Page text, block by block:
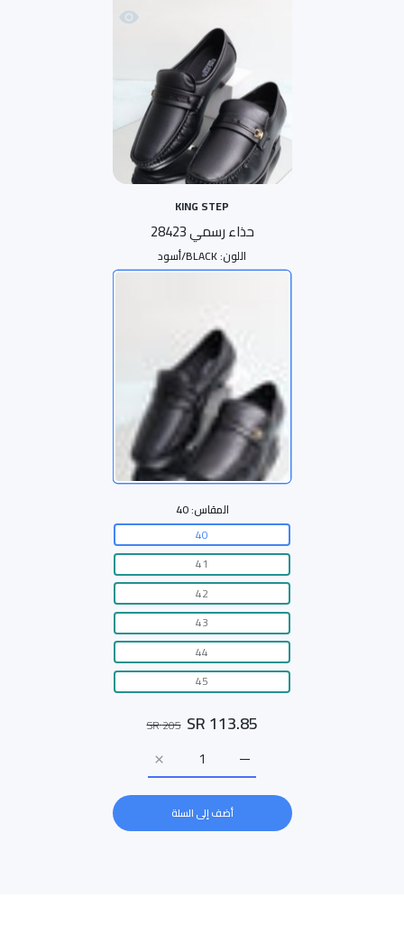
نظرة سريعة حذاء رسمي 28423
KING STEP
حذاء رسمي 28423
اللون:BLACK/أسود
المقاس:40
40
41
42
43
44
45
113.85 SR
205 SR
زيادة كمية حذاء رسمي 28423 BLACK/أسود / 40زيادة كمية حذاء رسمي 28423 BLACK/أسود / 40
أضف إلى السلة